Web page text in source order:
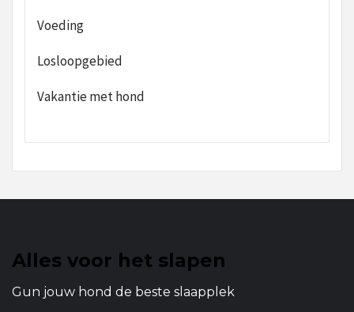
Voeding
Losloopgebied
Vakantie met hond
Alles voor het slapen
Gun jouw hond de beste slaapplek